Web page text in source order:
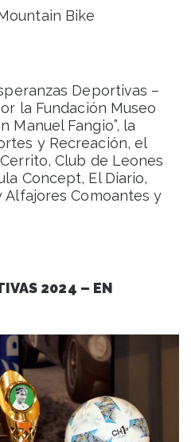
Bike
Deportivas –
la Fundación Museo
Manuel Fangio”, la
y Recreación, el
Club de Leones
Concept, El Diario,
Alfajores Comoantes y
2024 – EN